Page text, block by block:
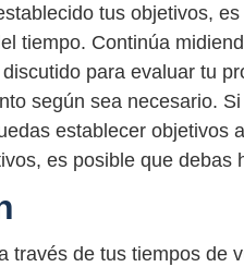
tus objetivos,
tiempo. Continúa
para evaluar tu
según sea necesario.
establecer objetivos
es posible que
través de tus tiempos de